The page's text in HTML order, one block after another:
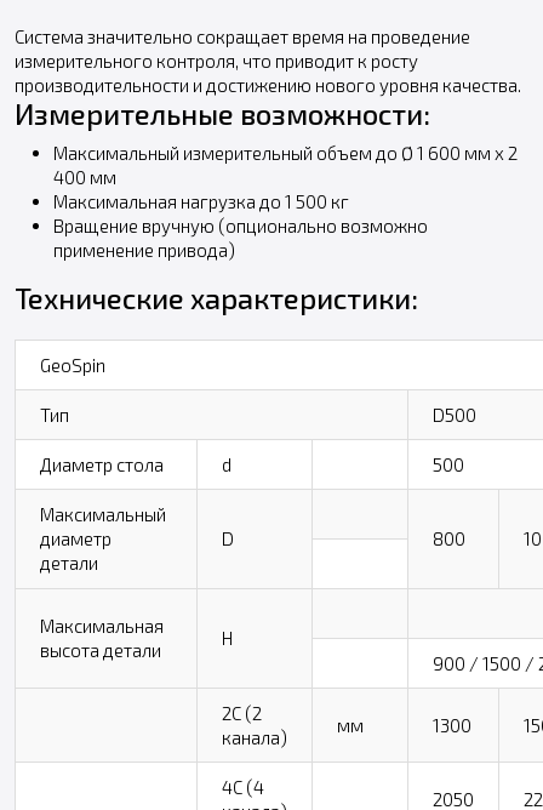
Система значительно сокращает время на проведение
измерительного контроля, что приводит к росту
производительности и достижению нового уровня качества.
Измерительные возможности:
Максимальный измерительный объем до Ø 1 600 мм x 2
400 мм
Максимальная нагрузка до 1 500 кг
Вращение вручную (опционально возможно
применение привода)
Технические характеристики:
GeoSpin
Тип D500
Диаметр стола d 500
Максимальный
диаметр
детали
D 800
Максимальная
высота детали
H
900 / 1500 /
2C (2
канала)
мм 1300
4C (4
2050